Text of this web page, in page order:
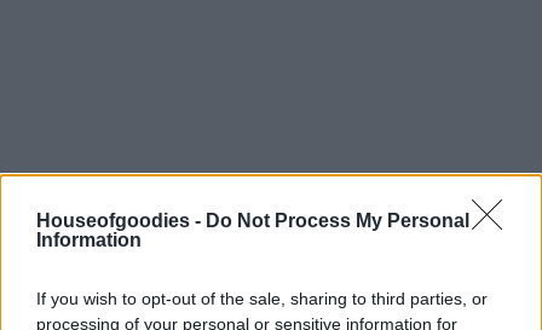
Houseofgoodies - Do Not Process My Personal
Information
If you wish to opt-out of the sale, sharing to third parties, or
processing of your personal or sensitive information for